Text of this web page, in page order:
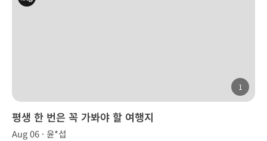
1
평생 한 번은 꼭 가봐야 할 여행지
Aug 06 · 윤*섭